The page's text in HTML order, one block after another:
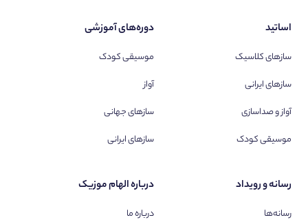
اساتید
سازهای کلاسیک
سازهای ایرانی
آواز و صداسازی
موسیقی کودک
دوره‌های آموزشی
موسیقی کودک
آواز
سازهای جهانی
سازهای ایرانی
رسانه و رویداد
رسانه‌ها
درباره الهام موزیک
درباره ما